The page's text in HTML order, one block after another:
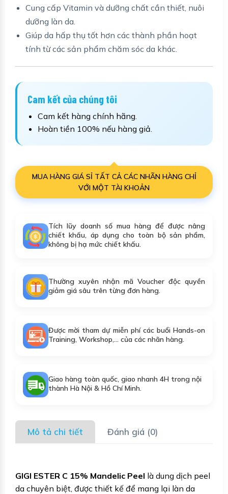
Cung cấp Vitamin và dưỡng chất cần thiết, nuôi
dưỡng làn da.
Giúp da hấp thụ tốt hơn các thành phần hoạt
tính từ các sản phẩm chăm sóc da khác.
Cam kết của chúng tôi
Cam kết hàng chính hãng.
Hoàn tiền 100% nếu hàng giả.
MUA HÀNG GIÁ SỈ TẤT CẢ CÁC NHÃN HÀNG CHỈ
VỚI MỘT TÀI KHOẢN
Tích lũy doanh số mua hàng để được nâng
chiết khấu, áp dụng cho toàn bộ sản phẩm,
không bị hạ mức chiết khấu.
Thường xuyên nhận mã Voucher độc quyền
giảm giá sâu trên từng đơn hàng.
Được mời tham dự miễn phí các buổi Hands-on
Training, Workshop,... của các nhãn hàng.
Giao hàng toàn quốc, giao nhanh 4H trong nội
thành Hà Nội & Hồ Chí Minh.
Mô tả chi tiết Đánh giá (0)
GIGI ESTER C 15% Mandelic Peel là dung dịch peel
da chuyên biệt, được thiết kế để mang lại làn da